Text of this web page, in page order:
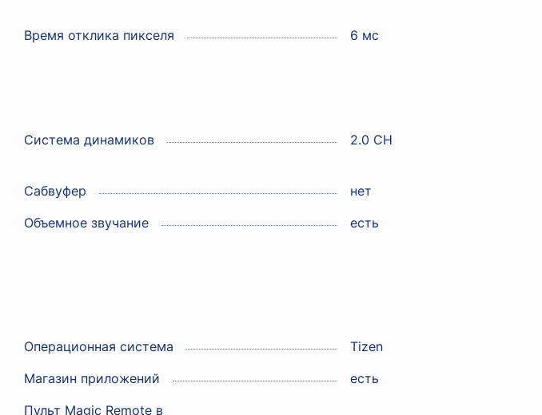
Время отклика пикселя
6 мс
Система динамиков
2.0 CH
Сабвуфер
нет
Объемное звучание
есть
Операционная система
Tizen
Магазин приложений есть
Пульт Magic Remote в